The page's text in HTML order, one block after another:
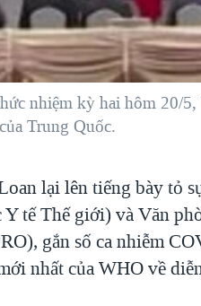
nhiệm kỳ hai hôm 20/
Trung Quốc.
lại lên tiếng bày tỏ
Y tế Thế giới) và Văn
gắn số ca nhiễm
nhất của WHO về